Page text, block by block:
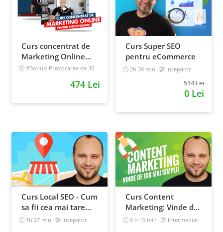
Curs concentrat de
Marketing Online
pentru antreprenori
#Bonus: Provocarea de 30
474 Lei
Curs Super SEO
pentru eCommerce
2h 30 min Incepator
514 Lei
0 Lei
Curs Local SEO - Cum
sa fii cea mai tare
afacere din orasul
1h 27 min Incepator
Curs Content
Marketing: Vinde de
10x mai simplu
6 h 15 min Intermediar